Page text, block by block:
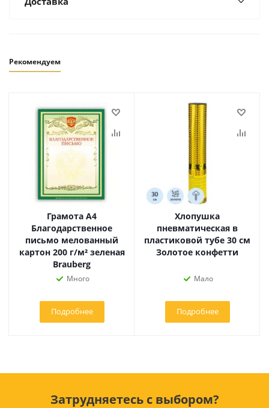
Рекомендуем
Грамота А4
Благодарственное
письмо мелованный
картон 200 г/м² зеленая
Brauberg
Много
Подробнее
Хлопушка
пневматическая в
пластиковой тубе 30 см
Золотое конфетти
Мало
Подробнее
Затрудняетесь с выбором?